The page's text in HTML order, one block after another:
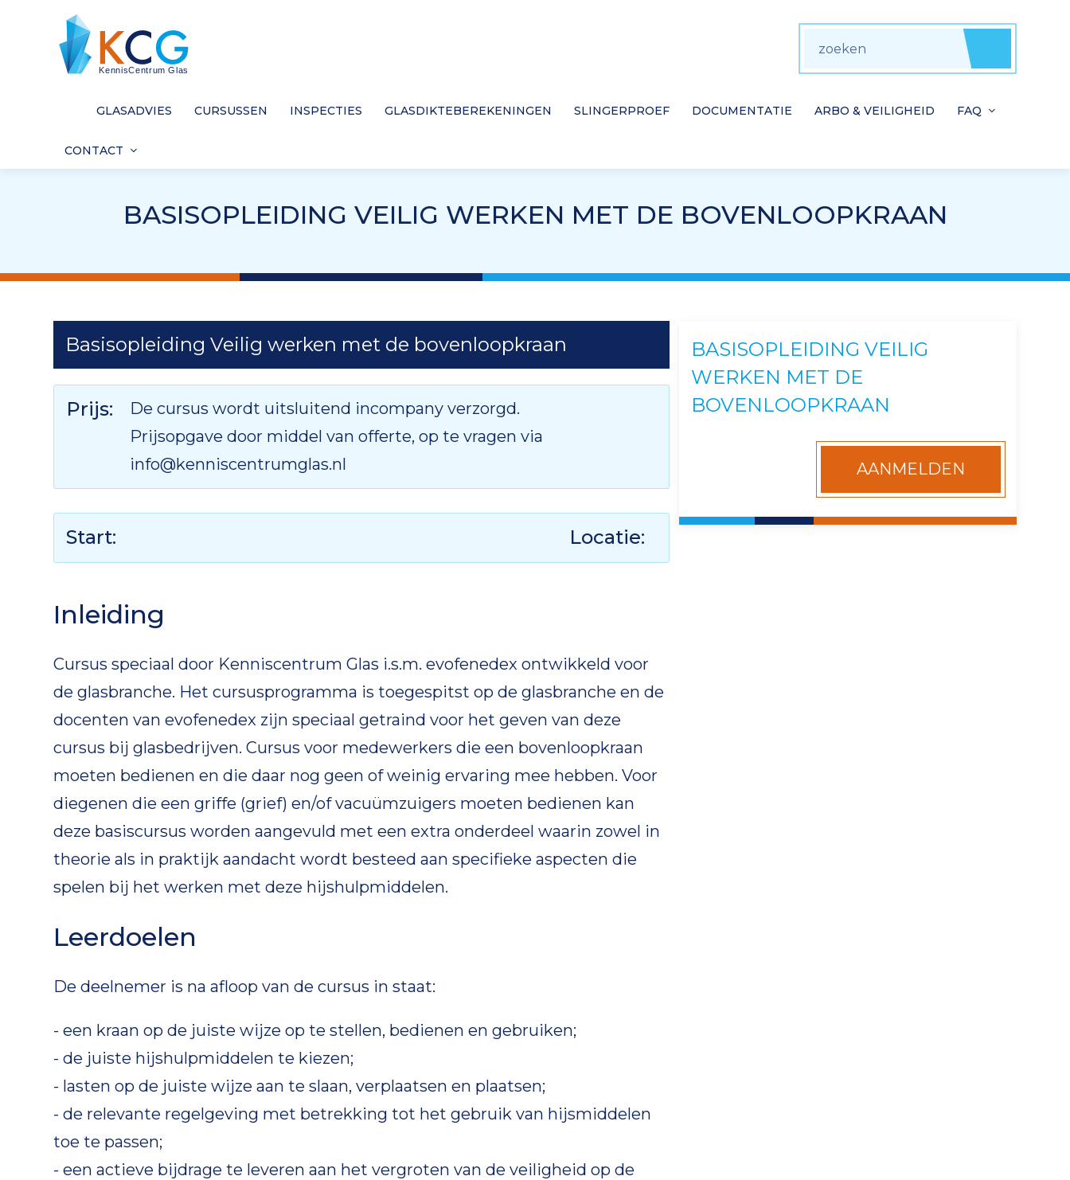
GLASADVIES CURSUSSEN INSPECTIES GLASDIKTEBEREKENINGEN SLINGERPROEF DOCUMENTATIE ARBO & VEILIGHEID FAQ
CONTACT
BASISOPLEIDING VEILIG WERKEN MET DE BOVENLOOPKRAAN
Basisopleiding Veilig werken met de bovenloopkraan
Prijs:
De cursus wordt uitsluitend incompany verzorgd.
Prijsopgave door middel van offerte, op te vragen via
info@kenniscentrumglas.nl
Start: Locatie:
Inleiding
Cursus speciaal door Kenniscentrum Glas i.s.m. evofenedex ontwikkeld voor
de glasbranche. Het cursusprogramma is toegespitst op de glasbranche en de
docenten van evofenedex zijn speciaal getraind voor het geven van deze
cursus bij glasbedrijven. Cursus voor medewerkers die een bovenloopkraan
moeten bedienen en die daar nog geen of weinig ervaring mee hebben. Voor
diegenen die een griffe (grief) en/of vacuümzuigers moeten bedienen kan
deze basiscursus worden aangevuld met een extra onderdeel waarin zowel in
theorie als in praktijk aandacht wordt besteed aan specifieke aspecten die
spelen bij het werken met deze hijshulpmiddelen.
Leerdoelen
De deelnemer is na afloop van de cursus in staat:
- een kraan op de juiste wijze op te stellen, bedienen en gebruiken;
- de juiste hijshulpmiddelen te kiezen;
- lasten op de juiste wijze aan te slaan, verplaatsen en plaatsen;
- de relevante regelgeving met betrekking tot het gebruik van hijsmiddelen
toe te passen;
- een actieve bijdrage te leveren aan het vergroten van de veiligheid op de
BASISOPLEIDING VEILIG
WERKEN MET DE
BOVENLOOPKRAAN
AANMELDEN